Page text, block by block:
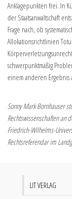
Anklagepunkten frei. In
der Staatsanwaltschaft
Frage nach, ob
Allokationsrichtlinien
schwerpunktmäßig
einem anderen Ergebnis
Sonny Mark Bornhauser
Rechtswissenschaften an
Friedrich-Wilhelms-
Rechtsreferendar im
LIT VERLAG